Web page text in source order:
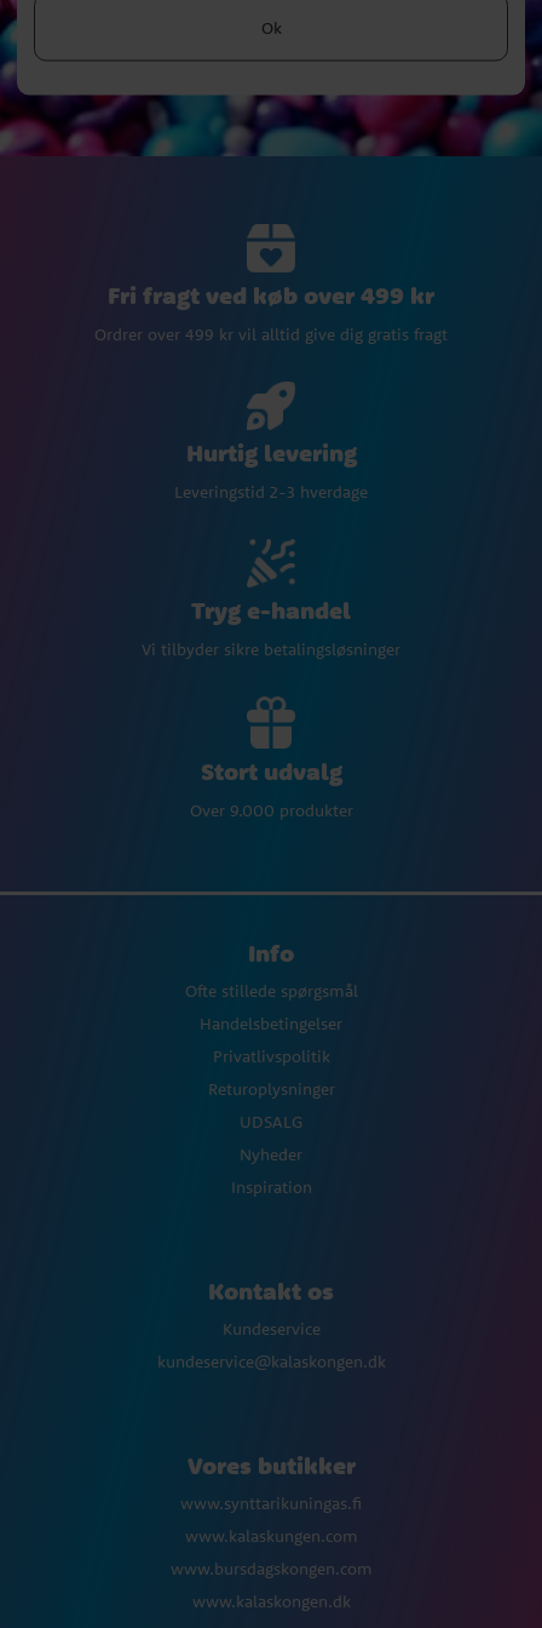
Ok
Fri fragt ved køb over 499 kr
Ordrer over 499 kr vil alltid give dig gratis fragt
Hurtig levering
Leveringstid 2-3 hverdage
Tryg e-handel
Vi tilbyder sikre betalingsløsninger
Stort udvalg
Over 9.000 produkter
Info
Ofte stillede spørgsmål
Handelsbetingelser
Privatlivspolitik
Returoplysninger
UDSALG
Nyheder
Inspiration
Kontakt os
Kundeservice
kundeservice@kalaskongen.dk
Vores butikker
www.synttarikuningas.fi
www.kalaskungen.com
www.bursdagskongen.com
www.kalaskongen.dk